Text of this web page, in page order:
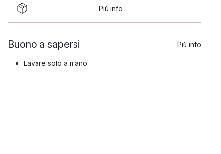
Più info
Buono a sapersi Più info
Lavare solo a mano